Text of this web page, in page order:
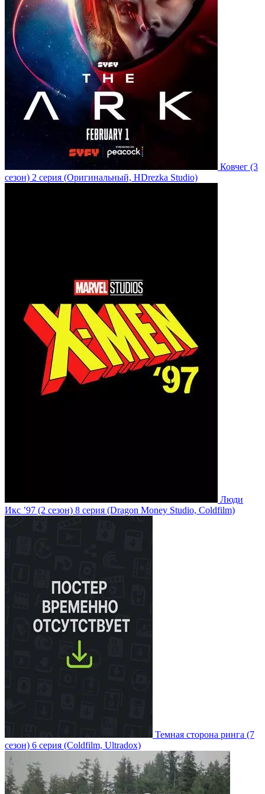
Ковчег (3
сезон) 2 серия (Оригинальный, HDrezka Studio)
Люди
Икс ’97 (2 сезон) 8 серия (Dragon Money Studio, Coldfilm)
Темная сторона ринга (7
сезон) 6 серия (Coldfilm, Ultradox)